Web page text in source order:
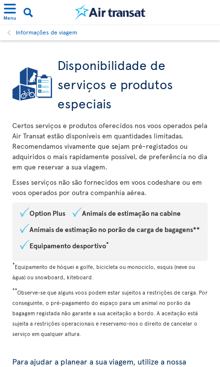
Menu
Informações de viagem
Disponibilidade de
serviços e produtos
especiais
Certos serviços e produtos oferecidos nos voos operados pela
Air Transat estão disponíveis em quantidades limitadas.
Recomendamos vivamente que sejam pré-registados ou
adquiridos o mais rapidamente possível, de preferência no dia
em que reservar a sua viagem.
Esses serviços não são fornecidos em voos codeshare ou em
voos operados por outra companhia aérea.
Option Plus
Animais de estimação na cabine
Animais de estimação no porão de carga de bagagens**
Equipamento desportivo*
*Equipamento de hóquei e golfe, bicicleta ou monociclo, esquis (neve ou
água) ou snowboard, kiteboard.
**Observe-se que alguns voos podem estar sujeitos a restrições de carga. Por
conseguinte, o pré-pagamento do espaço para um animal no porão da
bagagem registada não garante a sua aceitação a bordo. A aceitação está
sujeita a restrições operacionais e reservamo-nos o direito de cancelar o
serviço em qualquer altura.
Para ajudar a planear a sua viagem, utilize a nossa